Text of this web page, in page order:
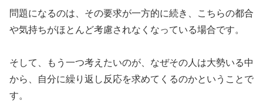
問題になるのは、その要求が一方的に続き、こちらの都合
や気持ちがほとんど考慮されなくなっている場合です。
そして、もう一つ考えたいのが、なぜその人は大勢いる中
から、自分に繰り返し反応を求めてくるのかということで
す。